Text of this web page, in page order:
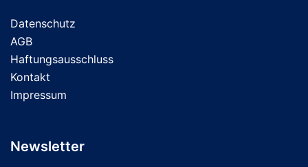
Datenschutz
AGB
Haftungsausschluss
Kontakt
Impressum
Newsletter